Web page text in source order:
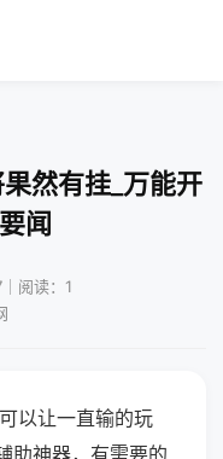
然有挂_万能开
闻
阅读：1
以让一直输的玩
助神器，有需要的